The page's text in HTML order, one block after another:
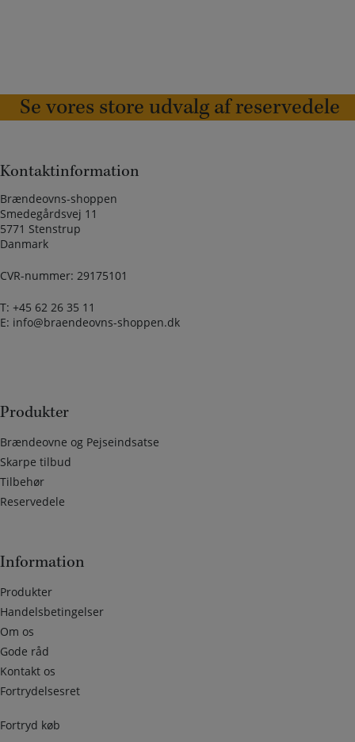
Se vores store udvalg af reservedele
Kontaktinformation
Brændeovns-shoppen
Smedegårdsvej 11
5771 Stenstrup
Danmark
CVR-nummer: 29175101
T: +45 62 26 35 11
E: info@braendeovns-shoppen.dk
Produkter
Brændeovne og Pejseindsatse
Skarpe tilbud
Tilbehør
Reservedele
Information
Produkter
Handelsbetingelser
Om os
Gode råd
Kontakt os
Fortrydelsesret
Fortryd køb